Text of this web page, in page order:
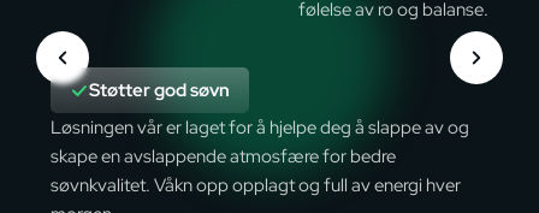
følelse av ro og balanse.
Støtter god søvn
Løsningen vår er laget for å hjelpe deg å slappe av og
skape en avslappende atmosfære for bedre
søvnkvalitet. Våkn opp opplagt og full av energi hver